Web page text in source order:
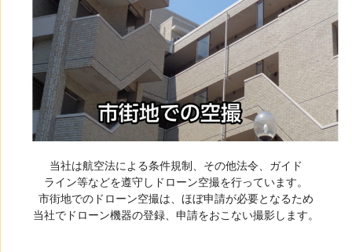
当社は航空法による条件規制、その他法令、ガイド
ライン等などを遵守しドローン空撮を行っています。
市街地でのドローン空撮は、ほぼ申請が必要となるため
当社でドローン機器の登録、申請をおこない撮影します。